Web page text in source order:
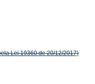
Lei 19360 de 20/12/2017)